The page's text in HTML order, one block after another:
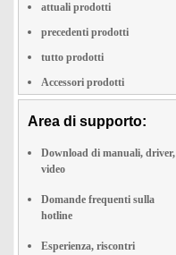
attuali prodotti
precedenti prodotti
tutto prodotti
Accessori prodotti
Area di supporto:
Download di manuali, driver,
video
Domande frequenti sulla
hotline
Esperienza, riscontri